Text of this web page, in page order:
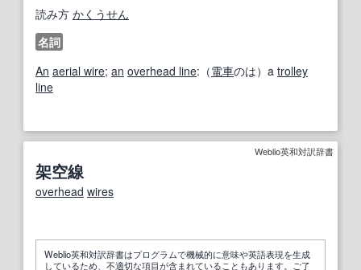
読み方 かくうせん
名詞
An aerial wire; an overhead line:（電車のは）a trolley
line
Weblio英和対訳辞書
架空線
overhead wires
Weblio英和対訳辞書はプログラムで機械的に意味や英語表現を生成
しているため、不適切な項目が含まれていることもあります。ご了